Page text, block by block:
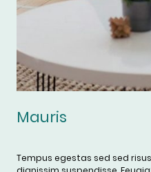
Mauris
Tempus egestas sed sed